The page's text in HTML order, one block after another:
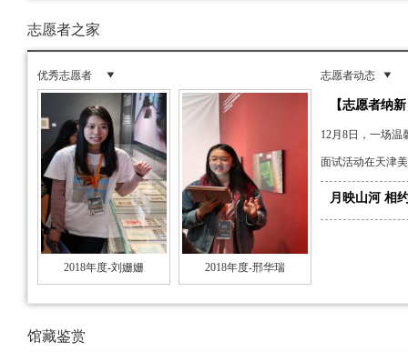
志愿者之家
优秀志愿者
2018年度-刘姗姗 2018年度-邢华瑞
志愿者动态
【志愿者纳
12月8日，一场温
面试活动在天津
月映山河 相
馆藏鉴赏